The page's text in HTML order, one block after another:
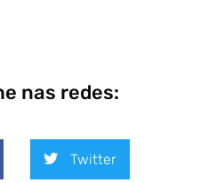
nas redes:
Twitter